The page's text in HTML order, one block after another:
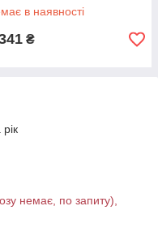
в наявності
₴
немає, по запиту),